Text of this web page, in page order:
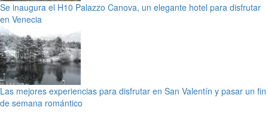
Se inaugura el H10 Palazzo Canova, un elegante hotel para disfrutar
en Venecia
Las mejores experiencias para disfrutar en San Valentín y pasar un fin
de semana romántico